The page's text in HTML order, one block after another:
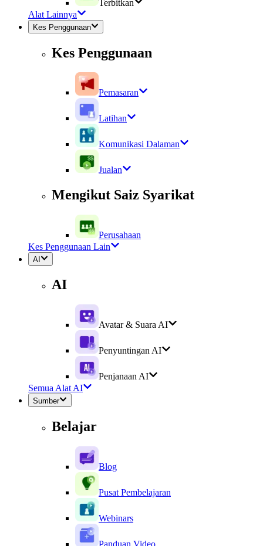
Terbitkan
Alat Lainnya
Kes Penggunaan
Kes Penggunaan
Pemasaran
Latihan
Komunikasi Dalaman
Jualan
Mengikut Saiz Syarikat
Perusahaan
Kes Penggunaan Lain
AI
AI
Avatar & Suara AI
Penyuntingan AI
Penjanaan AI
Semua Alat AI
Sumber
Belajar
Blog
Pusat Pembelajaran
Webinars
Panduan Video